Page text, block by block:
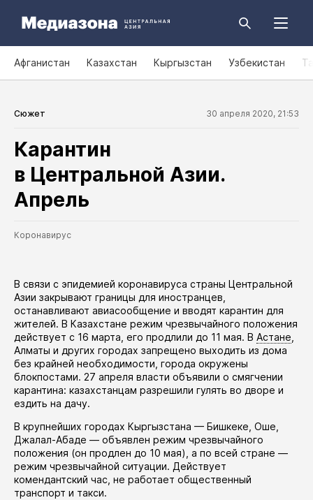
Афганистан Казахстан Кыргызстан Узбекистан
Сюжет 30 апреля 2020, 21:53
Карантин
в Центральной Азии.
Апрель
Коронавирус
В связи с эпидемией коронавируса страны Центральной
Азии закрывают границы для иностранцев,
останавливают авиасообщение и вводят карантин для
жителей. В Казахстане режим чрезвычайного положения
действует с 16 марта, его продлили до 11 мая. В Астане
Алматы и других городах запрещено выходить из дома
без крайней необходимости, города окружены
блокпостами. 27 апреля власти объявили о смягчении
карантина: казахстанцам разрешили гулять во дворе и
ездить на дачу.
В крупнейших городах Кыргызстана — Бишкеке, Оше,
Джалал-Абаде — объявлен режим чрезвычайного
положения (он продлен до 10 мая), а по всей стране —
режим чрезвычайной ситуации. Действует
комендантский час, не работает общественный
транспорт и такси.